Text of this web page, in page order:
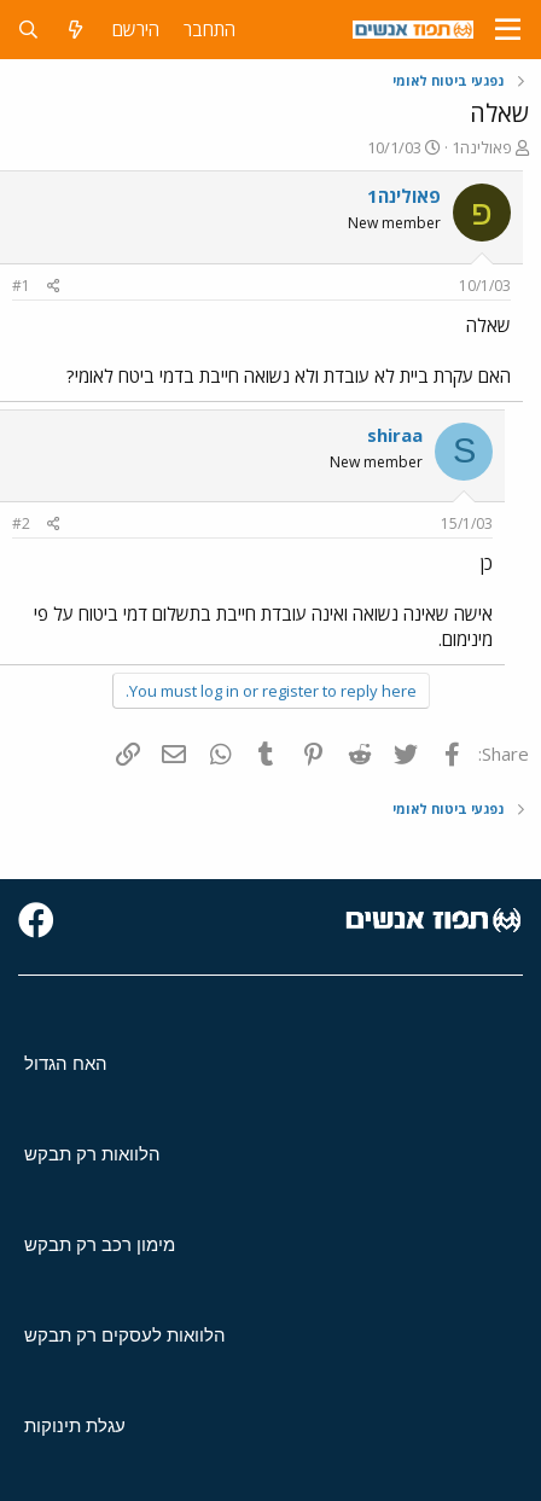
התחבר הירשם
נפגעי ביטוח לאומי
שאלה
פ
ו
ת
ח
ה
ש
א
פאולינה1
פ
ו
ר
ס
ם
10/1/03
פ פאולינה1
New member
10/1/03
#1
שאלה
האם עקרת ביית לא עובדת ולא נשואה חייבת בדמי ביטח לאומי?
S
shiraa
New member
15/1/03
#2
כן
אישה שאינה נשואה ואינה עובדת חייבת בתשלום דמי ביטוח על פי
מינימום.
You must log in or register to reply here.
Share: פייסבוק Twitter
Reddit
Pinterest
Tumblr
WhatsAppדואר אלקטרוני
נפגעי ביטוח לאומי
האח הגדול
הלוואות רק תבקש
מימון רכב רק תבקש
הלוואות לעסקים רק תבקש
עגלת תינוקות